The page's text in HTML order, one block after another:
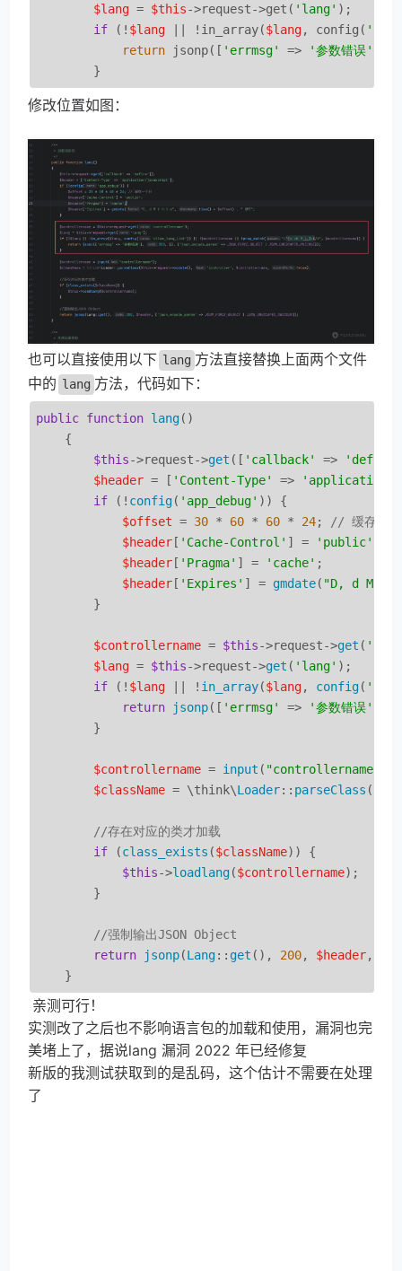
$lang = $this->request->get( 'lang' );
if (! $lang || !in_array($lang, config(
return jsonp([ 'errmsg' => '参数错误'
        }
修改位置如图：
也可以直接使用以下 lang 方法直接替换上面两个文件
中的 lang 方法，代码如下：
public function lang( )
{
$this->request->get ([ 'callback' =>
'define'
$header = [ 'Content-Type' =>
'application/
if (! config( 'app_debug' )) {
$offset = 30 * 60 * 60 * 24;
// 缓存一
$header [ 'Cache-Control' ] = 'public'
$header [ 'Pragma' ] = 'cache' ;
$header [ 'Expires' ] = gmdate( "D, d M Y
        }
$controllername = $this->request->get (
$lang = $this->request->get ( 'lang' );
if (! $lang || ! in_array($lang, config(
return
jsonp([ 'errmsg' => '参数错误'
        }
$controllername = input ( "controllername"
$className = \think\Loader:: parseClass (
//存在对应的类才加载
if (class_exists ($className)) {
$this->loadlang($controllername);
        }
//强制输出JSON Object
return
jsonp(Lang:: get (), 200, $header, [
    }
亲测可行！
实测改了之后也不影响语言包的加载和使用，漏洞也完
美堵上了，据说lang 漏洞 2022 年已经修复
新版的我测试获取到的是乱码，这个估计不需要在处理
了